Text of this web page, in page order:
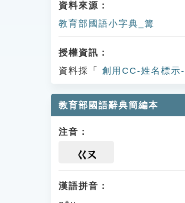
資料來源：
教育部國語小字典_篝
授權資訊：
資料採「
創用CC-姓名標示
教育部國語辭典簡編本
注音：
ㄍㄡ
漢語拼音：